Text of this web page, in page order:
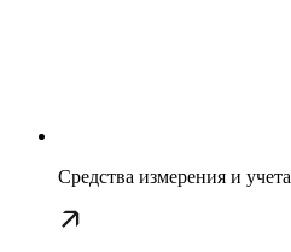
Средства измерения и учета